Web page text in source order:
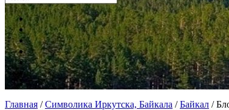
Главная /Символика Иркутска, Байкала /Байкал /